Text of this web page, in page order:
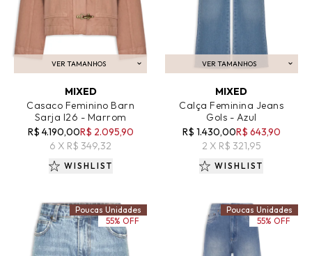
VER TAMANHOS
ADICIONAR AO CARRINHO
MIXED
Casaco Feminino Barn
Sarja I26 - Marrom
R$ 4.190,00R$ 2.095,90
6 X R$ 349,32
WISHLIST
VER TAMANHOS
ADICIONAR AO CARRINHO
MIXED
Calça Feminina Jeans
Gols - Azul
R$ 1.430,00R$ 643,90
2 X R$ 321,95
WISHLIST
Poucas Unidades
55% OFF
Poucas Unidades
55% OFF